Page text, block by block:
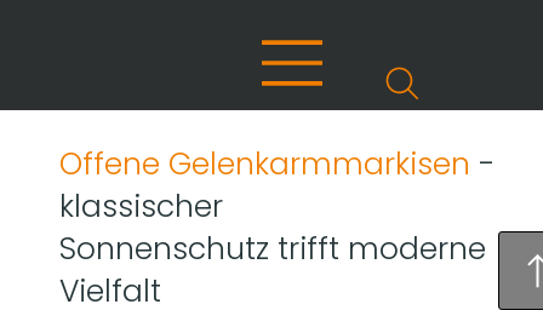
Offene Gelenkarmmarkisen -
klassischer
Sonnenschutz trifft moderne
Vielfalt